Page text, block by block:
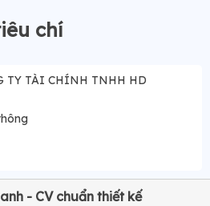
chí
TY TÀI CHÍNH TNHH HD
- CV chuẩn thiết kế